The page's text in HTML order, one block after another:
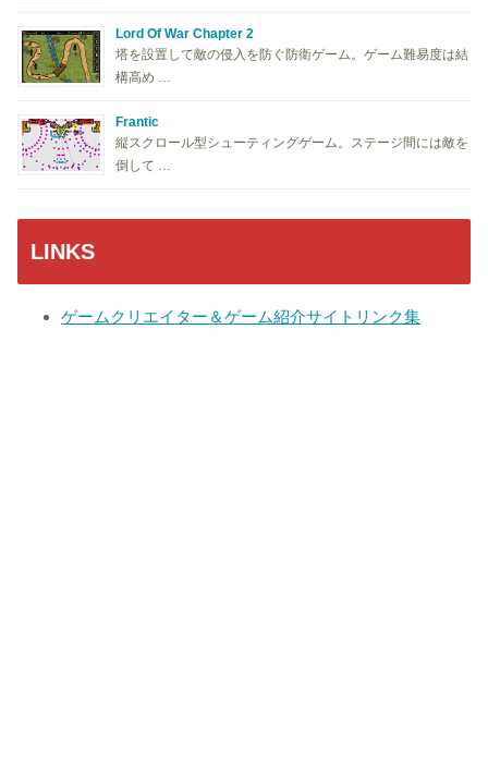
Lord Of War Chapter 2
塔を設置して敵の侵入を防ぐ防衛ゲーム。ゲーム難易度は結
構高め …
Frantic
縦スクロール型シューティングゲーム。ステージ間には敵を
倒して …
LINKS
ゲームクリエイター＆ゲーム紹介サイトリンク集